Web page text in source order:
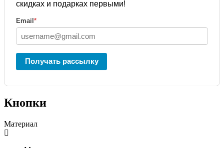
скидках и подарках первыми!
Email *
Получать рассылку
Кнопки
Материал